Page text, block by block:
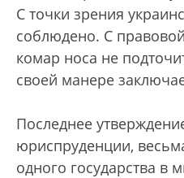
С точки зрения
соблюдено. С
комар носа не
своей манере
Последнее
юриспруденции,
одного государства в